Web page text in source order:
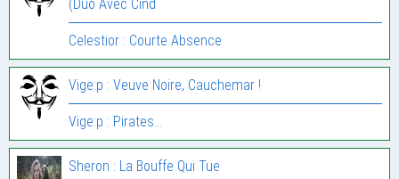
(Duo Avec Cind
Celestior : Courte Absence
Vige:p : Veuve Noire, Cauchemar !
Vige:p : Pirates…
Sheron : La Bouffe Qui Tue